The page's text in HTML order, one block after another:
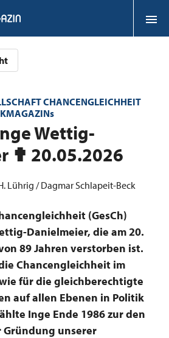
CHANCENGLEICHHEIT
Wettig-
✟ 20.05.2026
Lührig / Dagmar Schlapeit-Beck
(GesCh)
Danielmeier, die am 20.
89 Jahren verstorben ist.
Chancengleichheit im
für die gleichberechtigte
auf allen Ebenen in Politik
Inge Ende 1986 zur den
unserer